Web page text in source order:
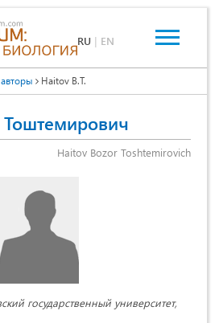
RU | EN
Haitov B.T.
Тоштемирович
Haitov Bozor Toshtemirovich
государственный университет,